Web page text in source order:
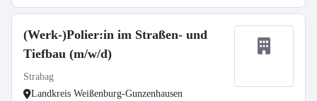
(Werk-)Polier:in im Straßen- und
Tiefbau (m/w/d)
Strabag
Landkreis Weißenburg-Gunzenhausen